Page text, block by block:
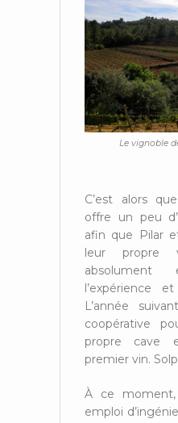
Le vignoble
C’est alors
offre un peu
afin que Pilar
leur propre
absolument
l’expérience
L’année
coopérative
propre cave
premier vin.
À ce
emploi